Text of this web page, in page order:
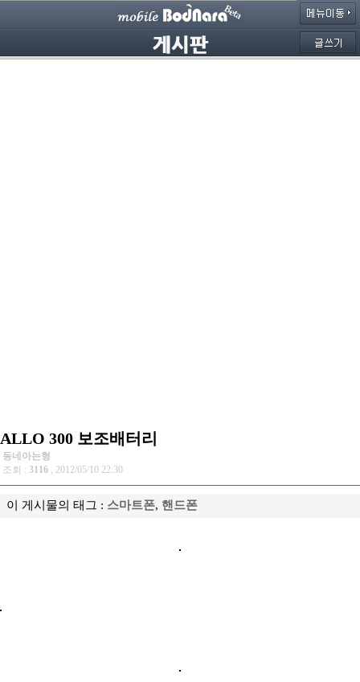
ALLO 300 보조배터리
동네아는형
조회 : 3116 , 2012/05/10 22:30
이 게시물의 태그 : 스마트폰, 핸드폰